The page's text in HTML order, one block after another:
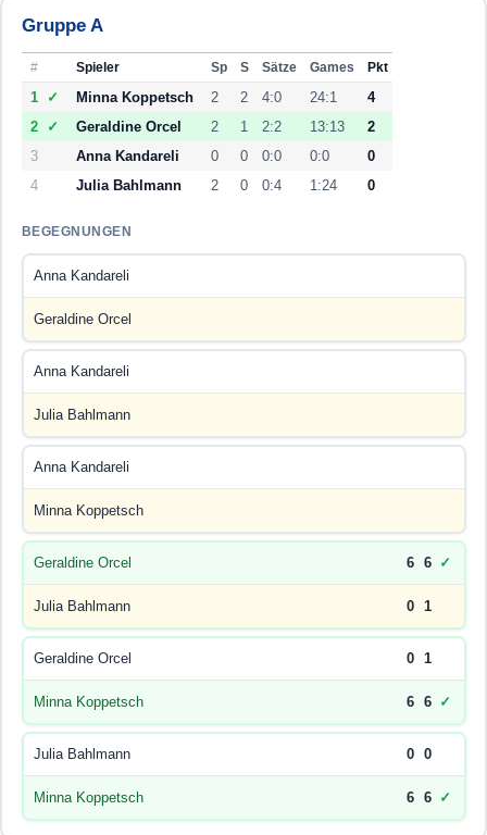
Gruppe A
# Spieler Sp S Sätze Games Pkt
1 ✓ Minna Koppetsch 2 2 4:0 24:1
4
2
✓ Geraldine Orcel 2 1 2:2 13:13
2
3
Anna Kandareli 0 0 0:0 0:0
0
4
Julia Bahlmann 2 0 0:4 1:24 0
BEGEGNUNGEN
Anna Kandareli
Geraldine Orcel
Anna Kandareli
Julia Bahlmann
Anna Kandareli
Minna Koppetsch
Geraldine Orcel 6 6 ✓
Julia Bahlmann 0 1
Geraldine Orcel 0 1
Minna Koppetsch 6 6 ✓
Julia Bahlmann 0 0
Minna Koppetsch 6 6 ✓